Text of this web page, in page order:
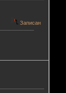
Записан